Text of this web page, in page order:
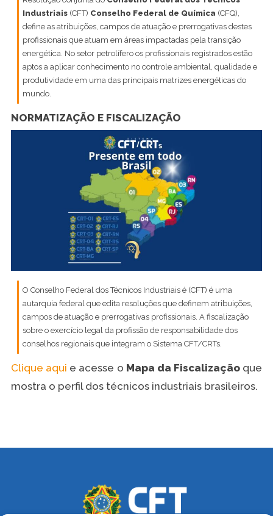
Industriais(CFT) Conselho Federal de Química (CFQ),
define as atribuições, campos de atuação e prerrogativas destes
profissionais que atuam em áreas impactadas pela transição
energética. No setor petrolífero os profissionais registrados estão
aptos a aplicar conhecimento no controle ambiental, qualidade e
produtividade em uma das principais matrizes energéticas do
mundo.
NORMATIZAÇÃO E FISCALIZAÇÃO
O Conselho Federal dos Técnicos Industriais é (CFT) é uma
autarquia federal que edita resoluções que definem atribuições,
campos de atuação e prerrogativas profissionais. A fiscalização
sobre o exercício legal da profissão de responsabilidade dos
conselhos regionais que integram o Sistema CFT/CRTs.
Clique aqui e acesse o Mapa da Fiscalização que
mostra o perfil dos técnicos industriais brasileiros.